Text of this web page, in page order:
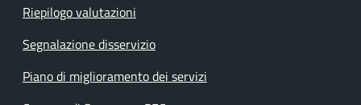
Riepilogo valutazioni
Segnalazione disservizio
Piano di miglioramento dei servizi